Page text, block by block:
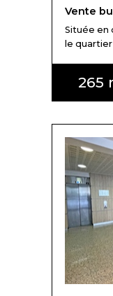
Vente
Située en
le quartier
265